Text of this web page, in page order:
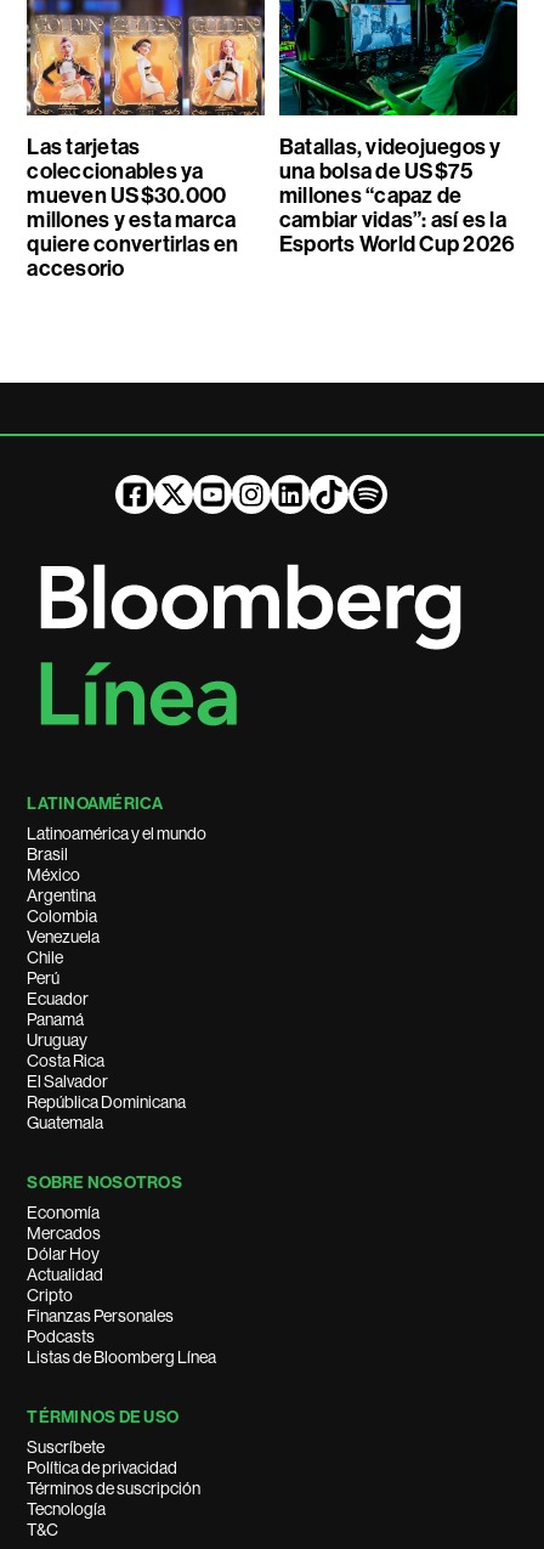
Las tarjetas
coleccionables ya
mueven US$30.000
millones y esta marca
quiere convertirlas en
accesorio
Batallas, videojuegos y
una bolsa de US$75
millones “capaz de
cambiar vidas”: así es la
Esports World Cup 2026
LATINOAMÉRICA
Latinoamérica y el mundo
Brasil
México
Argentina
Colombia
Venezuela
Chile
Perú
Ecuador
Panamá
Uruguay
Costa Rica
El Salvador
República Dominicana
Guatemala
SOBRE NOSOTROS
Economía
Mercados
Dólar Hoy
Actualidad
Cripto
Finanzas Personales
Podcasts
Listas de Bloomberg Línea
TÉRMINOS DE USO
Suscríbete
Política de privacidad
Términos de suscripción
Tecnología
T&C